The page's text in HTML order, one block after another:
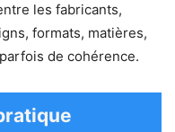
les fabricants,
formats, matières,
de cohérence.